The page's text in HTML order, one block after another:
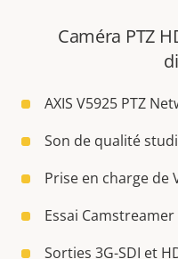
Caméra PTZ
AXIS V5925 PTZ
Son de qualité
Prise en charge de
Essai
Sorties 3G-SDI et